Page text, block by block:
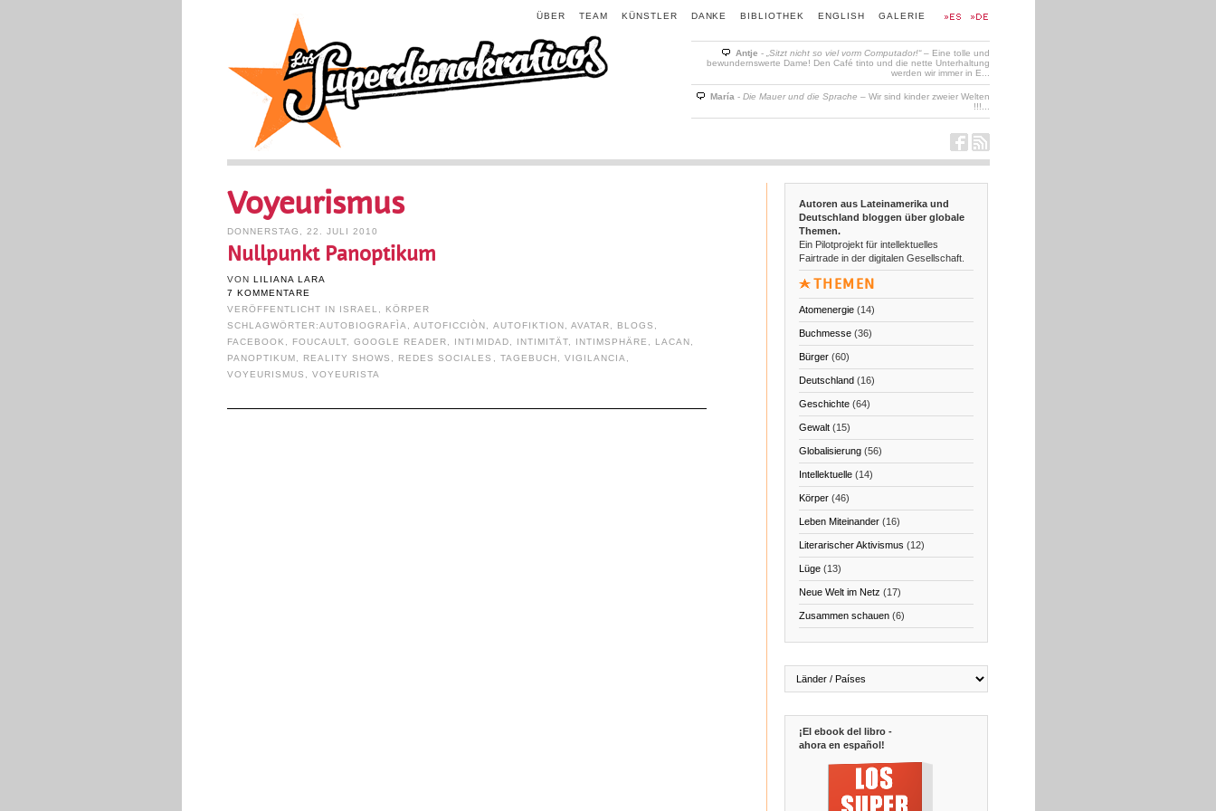
GALERIE
ENGLISH
BIBLIOTHEK
DANKE
KÜNSTLER
TEAM
ÜBER
Antje - „Sitzt nicht so viel vorm Computador!“– Eine tolle und
bewundernswerte Dame! Den Café tinto und die nette Unterhaltung
werden wir immer in E...
María - Die Mauer und die Sprache – Wir sind kinder zweier Welten
!!!...
Voyeurismus
DONNERSTAG, 22. JULI 2010
Nullpunkt Panoptikum
VON LILIANA LARA
7 KOMMENTARE
VERÖFFENTLICHT IN ISRAEL
KÖRPER
SCHLAGWÖRTER:AUTOBIOGRAFÌA ,AUTOFICCIÒN AUTOFIKTION AVATAR BLOGS
FACEBOOK
FOUCAULT,GOOGLE READER INTIMIDAD INTIMITÄT, INTIMSPHÄRE LACAN
PANOPTIKUM
REALITY SHOWS REDES SOCIALES TAGEBUCH VIGILANCIA
VOYEURISMUS
VOYEURISTA
Autoren aus Lateinamerika und
Deutschland bloggen über globale
Themen.
Ein Pilotprojekt für intellektuelles
Fairtrade in der digitalen Gesellschaft.
THEMEN
Atomenergie(14)
Buchmesse(36)
Bürger(60)
Deutschland(16)
Geschichte(64)
Gewalt(15)
Globalisierung(56)
Intellektuelle(14)
Körper(46)
Leben Miteinander(16)
Literarischer Aktivismus (12)
Lüge(13)
Neue Welt im Netz (17)
Zusammen schauen(6)
¡El ebook del libro -
ahora en español!